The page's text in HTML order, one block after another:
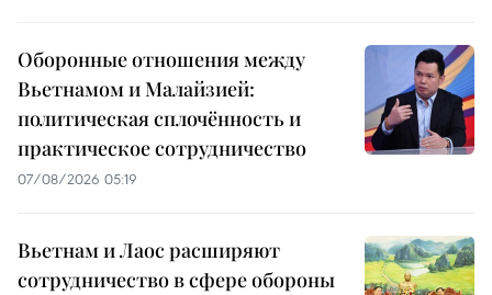
Оборонные отношения между
Вьетнамом и Малайзией:
политическая сплочённость и
практическое сотрудничество
07/08/2026 05:19
Вьетнам и Лаос расширяют
сотрудничество в сфере обороны